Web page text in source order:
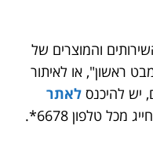
והמוצרים של
ראשון", או לאיתור
יש להיכנס לאתר
טלפון 6678*.